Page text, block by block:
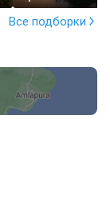
Все подборки